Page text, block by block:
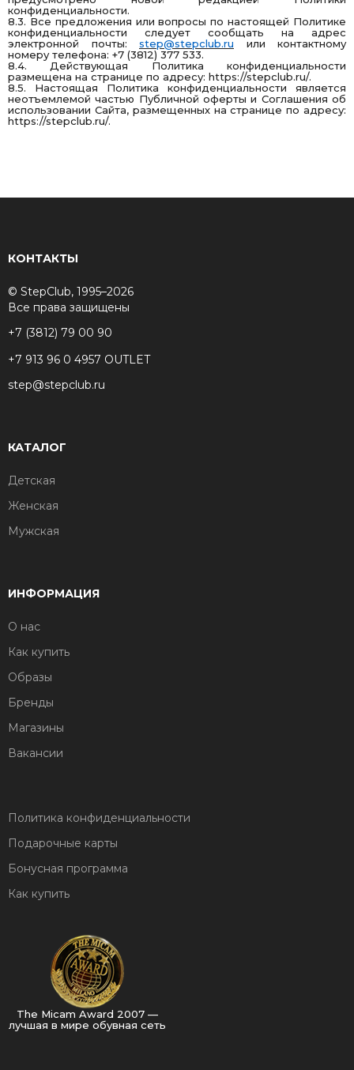
конфиденциальности.
8.3. Все предложения или вопросы по настоящей Политике
конфиденциальности следует сообщать на адрес
электронной почты: step@stepclub.ru или контактному
номеру телефона: +7 (3812) 377 533.
8.4. Действующая Политика конфиденциальности
размещена на странице по адресу: https://stepclub.ru/.
8.5. Настоящая Политика конфиденциальности является
неотъемлемой частью Публичной оферты и Соглашения об
использовании Сайта, размещенных на странице по адресу:
https://stepclub.ru/.
КОНТАКТЫ
© StepClub, 1995–2026
Все права защищены
+7 (3812) 79 00 90
+7 913 96 0 4957 OUTLET
step@stepclub.ru
КАТАЛОГ
Детская
Женская
Мужская
ИНФОРМАЦИЯ
О нас
Как купить
Образы
Бренды
Магазины
Вакансии
Политика конфиденциальности
Подарочные карты
Бонусная программа
Как купить
The Micam Award 2007 —
лучшая в мире обувная сеть